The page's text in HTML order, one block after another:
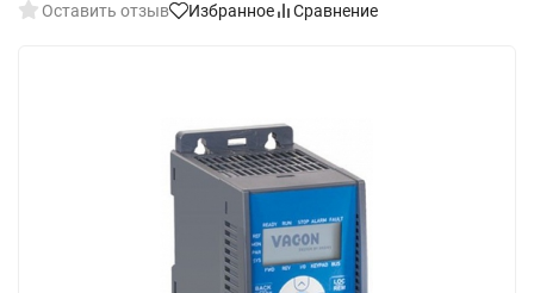
Оставить отзыв Избранное Сравнение